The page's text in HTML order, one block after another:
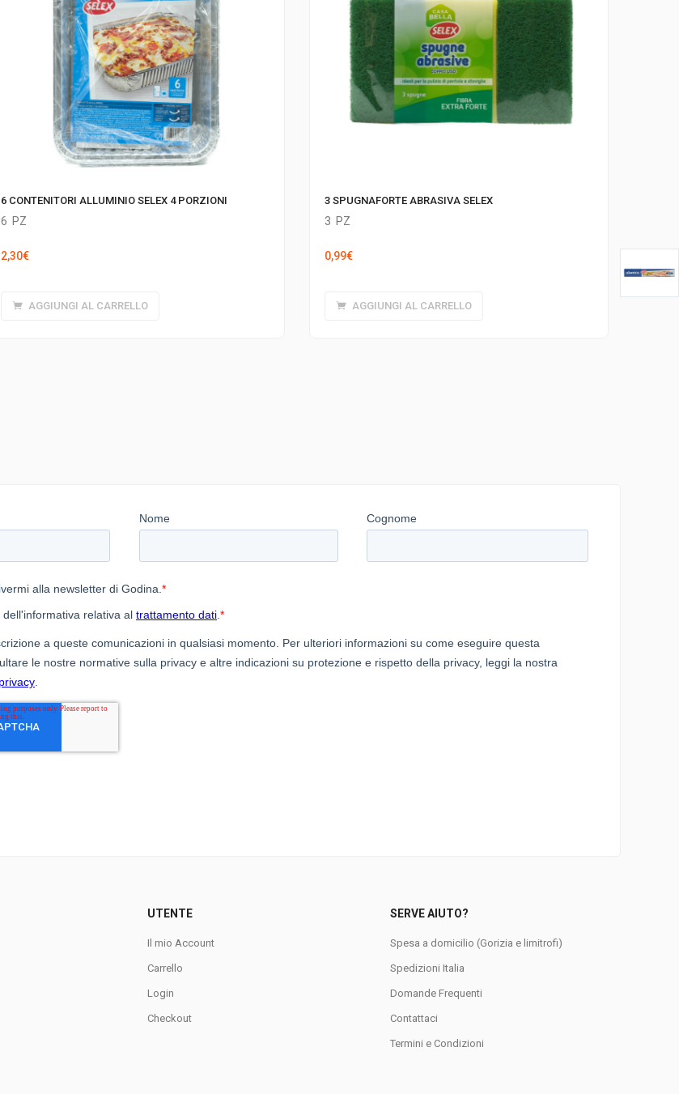
6 CONTENITORI ALLUMINIO SELEX 4 PORZIONI
6 PZ
2,30€
AGGIUNGI AL CARRELLO
3 SPUGNAFORTE ABRASIVA SELEX
3 PZ
0,99€
AGGIUNGI AL CARRELLO
UTENTE
Il mio Account
Carrello
Login
Checkout
SERVE AIUTO?
Spesa a domicilio (Gorizia e limitrofi)
Spedizioni Italia
Domande Frequenti
Contattaci
Termini e Condizioni